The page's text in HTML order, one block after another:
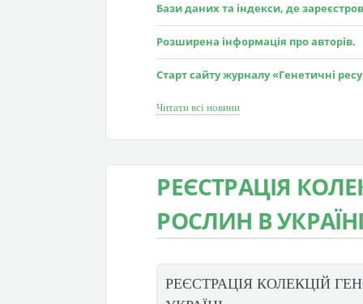
Бази даних та індекси, де
Розширена інформація про авторів.
Старт сайту журналу «Генетичні
Читати всі новини
РЕЄСТРАЦІЯ
РОСЛИН В
РЕЄСТРАЦІЯ КОЛЕКЦІЙ